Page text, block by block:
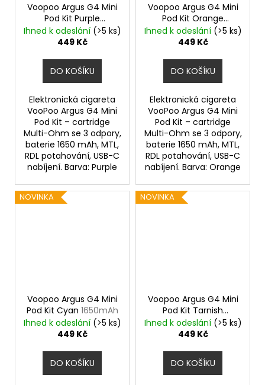
Voopoo Argus G4 Mini
Pod Kit Purple
1650mAh
Ihned k odeslání (>5 ks)
449 Kč
DO KOŠÍKU
Elektronická cigareta
VooPoo Argus G4 Mini
Pod Kit – cartridge
Multi-Ohm se 3 odpory,
baterie 1650 mAh, MTL,
RDL potahování, USB-C
nabíjení. Barva: Purple
Voopoo Argus G4 Mini
Pod Kit Orange
1650mAh
Ihned k odeslání (>5 ks)
449 Kč
DO KOŠÍKU
Elektronická cigareta
VooPoo Argus G4 Mini
Pod Kit – cartridge
Multi-Ohm se 3 odpory,
baterie 1650 mAh, MTL,
RDL potahování, USB-C
nabíjení. Barva: Orange
NOVINKA
Voopoo Argus G4 Mini
Pod Kit Cyan 1650mAh
Ihned k odeslání (>5 ks)
449 Kč
DO KOŠÍKU
NOVINKA
Voopoo Argus G4 Mini
Pod Kit Tarnish
1650mAh
Ihned k odeslání (>5 ks)
449 Kč
DO KOŠÍKU